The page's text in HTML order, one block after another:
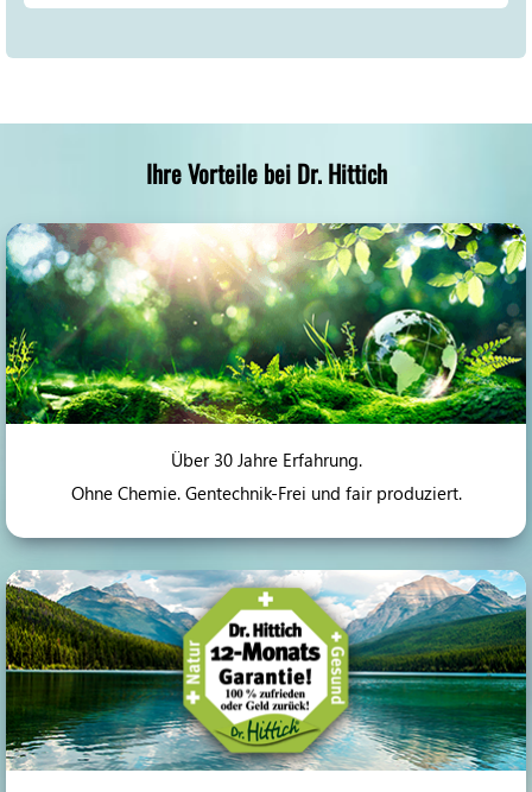
Ihre Vorteile bei Dr. Hittich
Über 30 Jahre Erfahrung.
Ohne Chemie. Gentechnik-Frei und fair produziert.